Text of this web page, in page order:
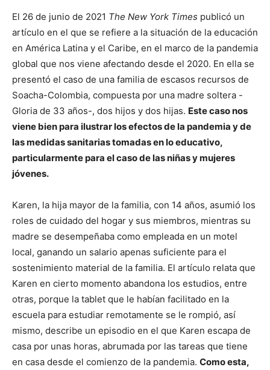
El 26 de junio de 2021 The New York Times publicó un
artículo en el que se refiere a la situación de la educación
en América Latina y el Caribe, en el marco de la pandemia
global que nos viene afectando desde el 2020. En ella se
presentó el caso de una familia de escasos recursos de
Soacha-Colombia, compuesta por una madre soltera -
Gloria de 33 años-, dos hijos y dos hijas. Este caso nos
viene bien para ilustrar los efectos de la pandemia y de
las medidas sanitarias tomadas en lo educativo,
particularmente para el caso de las niñas y mujeres
jóvenes.
Karen, la hija mayor de la familia, con 14 años, asumió los
roles de cuidado del hogar y sus miembros, mientras su
madre se desempeñaba como empleada en un motel
local, ganando un salario apenas suficiente para el
sostenimiento material de la familia. El artículo relata que
Karen en cierto momento abandona los estudios, entre
otras, porque la tablet que le habían facilitado en la
escuela para estudiar remotamente se le rompió, así
mismo, describe un episodio en el que Karen escapa de
casa por unas horas, abrumada por las tareas que tiene
en casa desde el comienzo de la pandemia. Como esta,